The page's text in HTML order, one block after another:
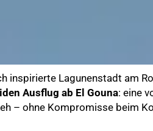
inspirierte Lagunenstadt am
Ausflug ab El Gouna: eine
– ohne Kompromisse beim